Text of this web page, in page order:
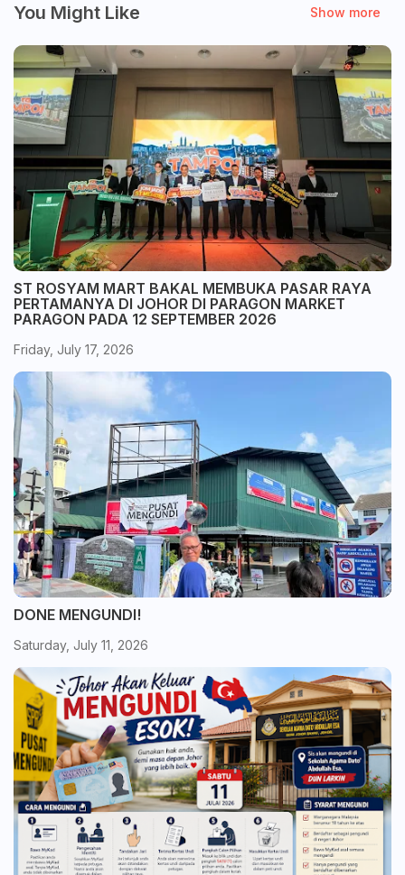
You Might Like Show more
ST ROSYAM MART BAKAL MEMBUKA PASAR RAYA
PERTAMANYA DI JOHOR DI PARAGON MARKET
PARAGON PADA 12 SEPTEMBER 2026
Friday, July 17, 2026
DONE MENGUNDI!
Saturday, July 11, 2026